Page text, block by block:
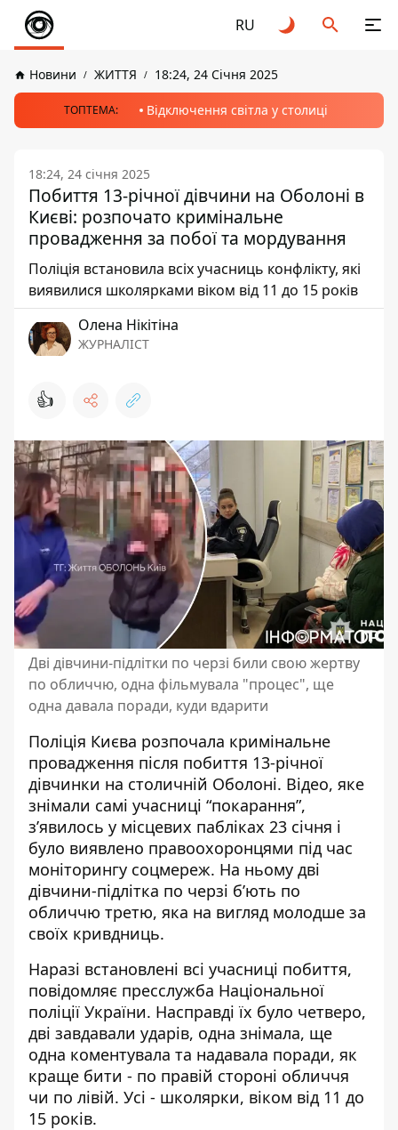
RU
Новини ЖИТТЯ 18:24, 24 Січня 2025
ТОПТЕМА: Відключення світла у столиці
18:24, 24 січня 2025
Побиття 13-річної дівчини на Оболоні в
Києві: розпочато кримінальне
провадження за побої та мордування
Поліція встановила всіх учасниць конфлікту, які
виявилися школярками віком від 11 до 15 років
Олена Нікітіна
ЖУРНАЛІСТ
👍
Дві дівчини-підлітки по черзі били свою жертву
по обличчю, одна фільмувала "процес", ще
одна давала поради, куди вдарити
Поліція Києва розпочала кримінальне
провадження після побиття 13-річної
дівчинки на столичній Оболоні. Відео, яке
знімали самі учасниці “покарання”,
з’явилось у місцевих пабліках 23 січня і
було виявлено правоохоронцями під час
моніторингу соцмереж. На ньому дві
дівчини-підлітка по черзі б’ють по
обличчю третю, яка на вигляд молодше за
своїх кривдниць.
Наразі встановлені всі учасниці побиття,
повідомляє пресслужба Національної
поліції України. Насправді їх було четверо,
дві завдавали ударів, одна знімала, ще
одна коментувала та надавала поради, як
краще бити - по правій стороні обличчя
чи по лівій. Усі - школярки, віком від 11 до
15 років.